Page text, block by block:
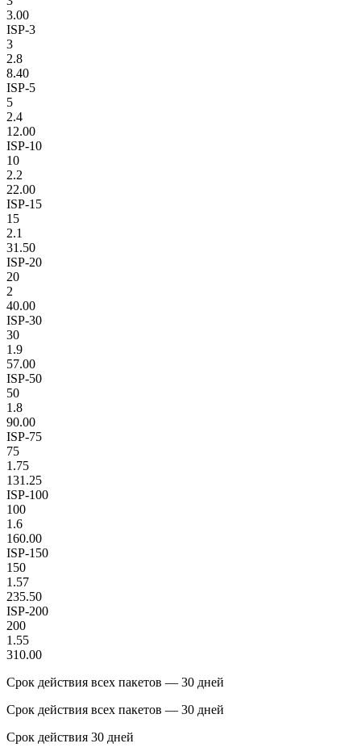
3.00
ISP-3
3
2.8
8.40
ISP-5
5
2.4
12.00
ISP-10
10
2.2
22.00
ISP-15
15
2.1
31.50
ISP-20
20
2
40.00
ISP-30
30
1.9
57.00
ISP-50
50
1.8
90.00
ISP-75
75
1.75
131.25
ISP-100
100
1.6
160.00
ISP-150
150
1.57
235.50
ISP-200
200
1.55
310.00
Срок действия всех пакетов — 30 дней
Срок действия всех пакетов — 30 дней
Срок действия 30 дней